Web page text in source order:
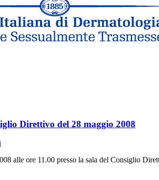
Direttivo del 28 maggio 2008
alle ore 11.00 presso la sala del Consiglio